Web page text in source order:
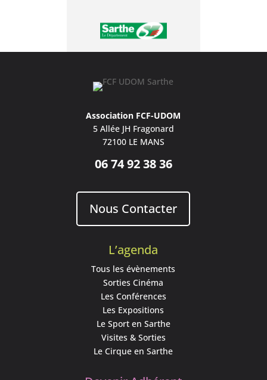
Association FCF-UDOM
5 Allée JH Fragonard
72100 LE MANS
06 74 92 38 36
Nous Contacter
L’agenda
Tous les évènements
Sorties Cinéma
Les Conférences
Les Expositions
Le Sport en Sarthe
Visites & Sorties
Le Cirque en Sarthe